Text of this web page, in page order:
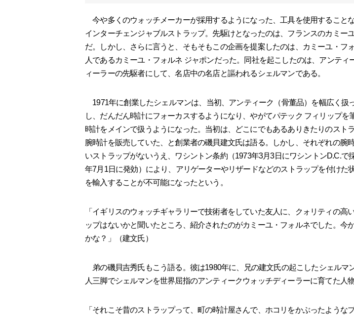
今や多くのウォッチメーカーが採用するようになった、工具を使用すること
インターチェンジャブルストラップ。先駆けとなったのは、フランスのカミー
だ。しかし、さらに言うと、そもそもこの企画を提案したのは、カミーユ・フ
人であるカミーユ・フォルネ ジャポンだった。同社を起こしたのは、アンティ
ィーラーの先駆者にして、名店中の名店と謳われるシェルマンである。
1971年に創業したシェルマンは、当初、アンティーク（骨董品）を幅広く扱
し、だんだん時計にフォーカスするようになり、やがてパテック フィリップを
時計をメインで扱うようになった。当初は、どこにでもあるありきたりのスト
腕時計を販売していた、と創業者の磯貝建文氏は語る。しかし、それぞれの腕
いストラップがないうえ、ワシントン条約（1973年3月3日にワシントンD.C.で
年7月1日に発効）により、アリゲーターやリザードなどのストラップを付けた
を輸入することが不可能になったという。
「イギリスのウォッチギャラリーで技術者をしていた友人に、クォリティの高
ップはないかと聞いたところ、紹介されたのがカミーユ・フォルネでした。今
かな？」（建文氏）
弟の磯貝吉秀氏もこう語る。彼は1980年に、兄の建文氏の起こしたシェルマ
人三脚でシェルマンを世界屈指のアンティークウォッチディーラーに育てた人物
「それこそ昔のストラップって、町の時計屋さんで、ホコリをかぶったような